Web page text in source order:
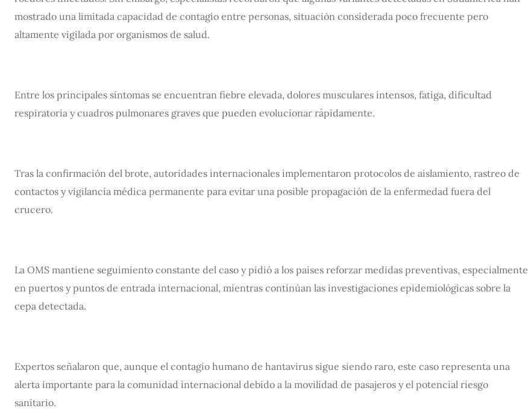
mostrado una limitada capacidad de contagio entre personas, situación considerada poco frecuente pero
altamente vigilada por organismos de salud.
Entre los principales síntomas se encuentran fiebre elevada, dolores musculares intensos, fatiga, dificultad
respiratoria y cuadros pulmonares graves que pueden evolucionar rápidamente.
Tras la confirmación del brote, autoridades internacionales implementaron protocolos de aislamiento, rastreo de
contactos y vigilancia médica permanente para evitar una posible propagación de la enfermedad fuera del
crucero.
La OMS mantiene seguimiento constante del caso y pidió a los países reforzar medidas preventivas, especialmente
en puertos y puntos de entrada internacional, mientras continúan las investigaciones epidemiológicas sobre la
cepa detectada.
Expertos señalaron que, aunque el contagio humano de hantavirus sigue siendo raro, este caso representa una
alerta importante para la comunidad internacional debido a la movilidad de pasajeros y el potencial riesgo
sanitario.